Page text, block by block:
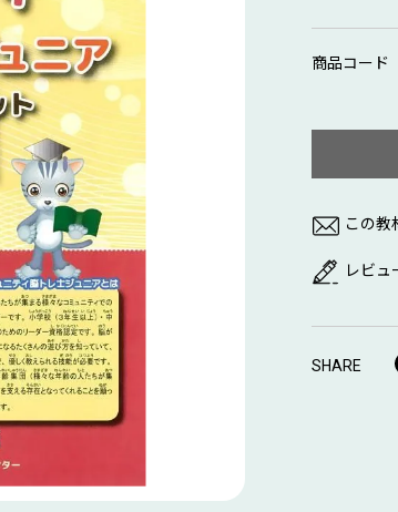
商品コード
この教
レビュ
SHARE